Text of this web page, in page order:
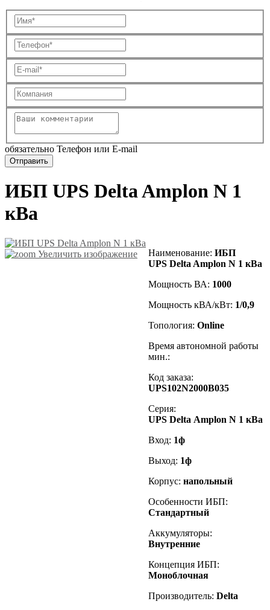
обязательно Телефон или E-mail
ИБП UPS Delta Amplon N 1
кВа
Увеличить изображение Наименование: ИБП
UPS Delta Amplon N 1 кВа
Мощность ВА: 1000
Мощность кВА/кВт: 1/0,9
Топология: Online
Время автономной работы
мин.:
Код заказа:
UPS102N2000B035
Серия:
UPS Delta Amplon N 1 кВа
Вход: 1ф
Выход: 1ф
Корпус: напольный
Особенности ИБП:
Стандартный
Аккумуляторы:
Внутренние
Концепция ИБП:
Моноблочная
Производитель: Delta